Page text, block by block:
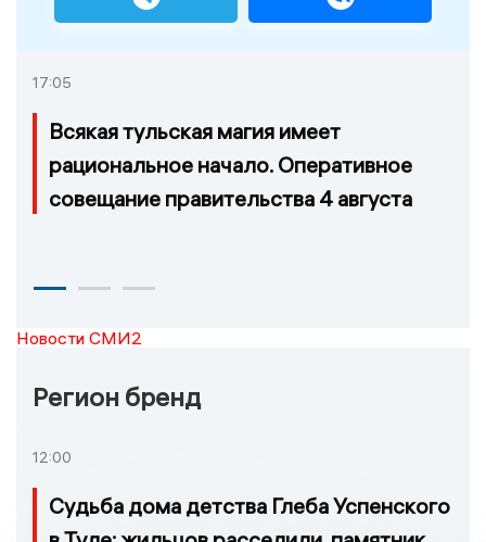
17:05
Всякая тульская магия имеет
рациональное начало. Оперативное
совещание правительства 4 августа
Новости СМИ2
Регион бренд
12:00
Судьба дома детства Глеба Успенского